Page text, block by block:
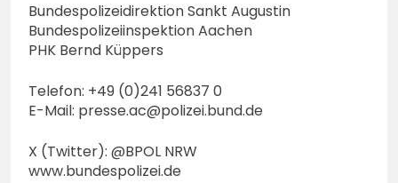
Bundespolizeidirektion Sankt Augustin
Bundespolizeiinspektion Aachen
PHK Bernd Küppers
Telefon: +49 (0)241 56837 0
E-Mail: presse.ac@polizei.bund.de
X (Twitter): @BPOL NRW
www.bundespolizei.de